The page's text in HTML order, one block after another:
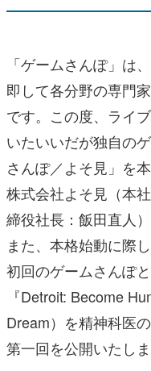
「ゲームさんぽ」は
即して各分野の専門
です。この度、ライ
いたいいだが独自の
さんぽ／よそ見」を
株式会社よそ見（本
締役社⻑：飯田直人
また、本格始動に際
初回のゲームさんぽ
『Detroit: Become
Dream）を精神科医
第一回を公開いたしま